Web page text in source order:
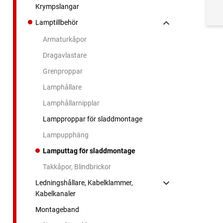
Krympslangar
Lamptillbehör
Armaturkåpor
Dragavlastare
Grenproppar
Lamphållare
Lamphållarnipplar
Lampproppar för sladdmontage
Lampupphäng
Lamputtag för sladdmontage
Takkåpor, Blindbrickor
Ledningshållare, Kabelklammer,
Kabelkanaler
Montageband